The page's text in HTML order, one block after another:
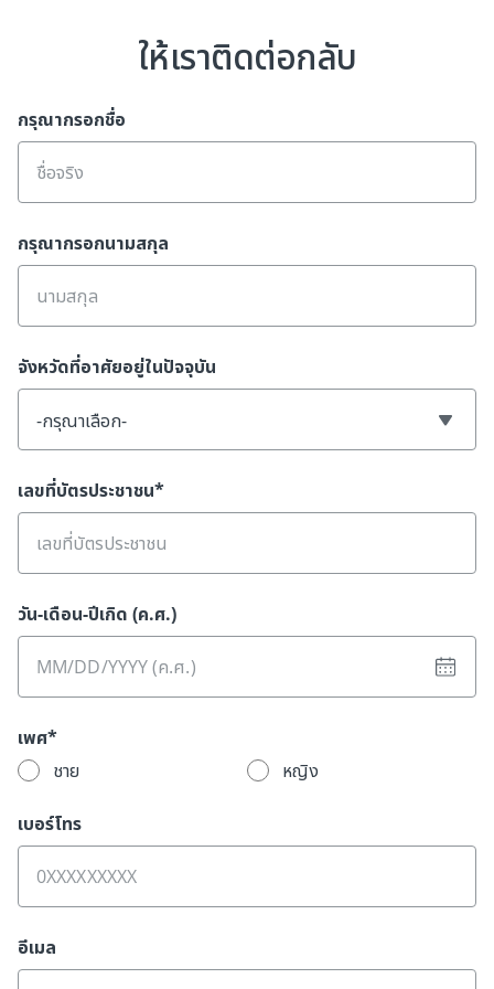
ให้เราติดต่อกลับ
กรุณากรอกชื่อ
กรุณากรอกนามสกุล
จังหวัดที่อาศัยอยู่ในปัจจุบัน
-กรุณาเลือก-
เลขที่บัตรประชาชน*
วัน-เดือน-ปีเกิด (ค.ศ.)
เพศ*
ชาย
หญิง
เบอร์โทร
อีเมล